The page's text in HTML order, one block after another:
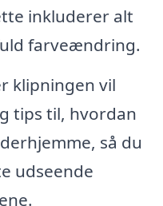
inkluderer alt
farveændring.
klipningen vil
tips til, hvordan
så du
udseende